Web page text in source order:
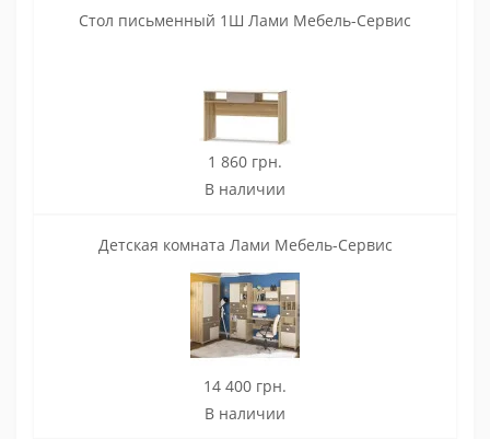
Стол письменный 1Ш Лами Мебель-Сервис
1 860 грн.
В наличии
Детская комната Лами Мебель-Сервис
14 400 грн.
В наличии